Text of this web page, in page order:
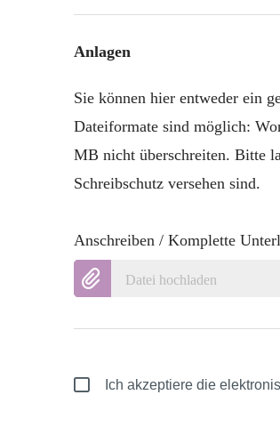
Anlagen
Sie können hier entweder ein
Dateiformate sind möglich:
MB nicht überschreiten. Bitte
Schreibschutz versehen sind.
Anschreiben / Komplette
Datei hochladen
Ich akzeptiere die